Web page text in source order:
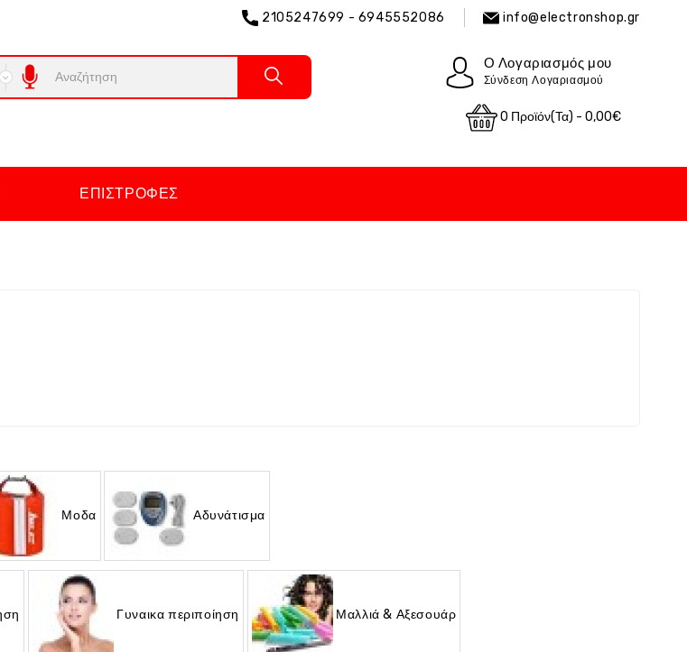
2105247699 - 6945552086 info@electronshop.gr
Ο Λογαριασμός μου
Σύνδεση Λογαριασμού
0 Προϊόν(τα) - 0,00€
ΕΠΙΣΤΡΟΦΈΣ
Μοδα Αδυνάτισμα
Γυναικα περιποίηση Μαλλιά & Αξεσουάρ